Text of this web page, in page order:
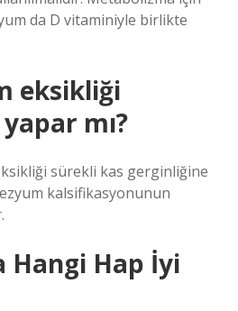
da D vitaminiyle birlikte
eksikliği
mı?
sürekli kas gerginliğine
kalsifikasyonunun
Hangi Hap İyi